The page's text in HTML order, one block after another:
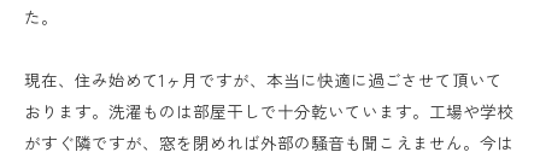
た。
現在、住み始めて1ヶ月ですが、本当に快適に過ごさせて頂いて
おります。洗濯ものは部屋干しで十分乾いています。工場や学校
がすぐ隣ですが、窓を閉めれば外部の騒音も聞こえません。今は